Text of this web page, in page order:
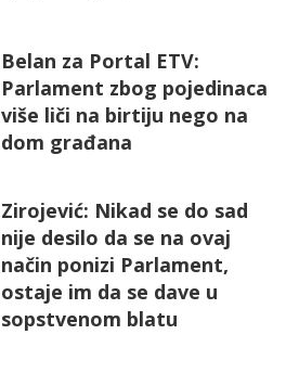
Belan za Portal ETV:
Parlament zbog pojedinaca
više liči na birtiju nego na
dom građana
Zirojević: Nikad se do sad
nije desilo da se na ovaj
način ponizi Parlament,
ostaje im da se dave u
sopstvenom blatu